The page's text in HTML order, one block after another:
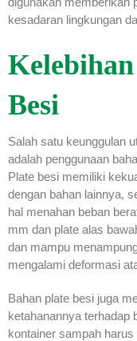
kesadaran lingkungan
Besi
Salah satu keunggulan
adalah penggunaan
Plate besi memiliki
dengan bahan lainnya,
hal menahan beban
mm dan plate alas
dan mampu
mengalami deformasi
Bahan plate besi juga
ketahanannya terhadap
kontainer sampah